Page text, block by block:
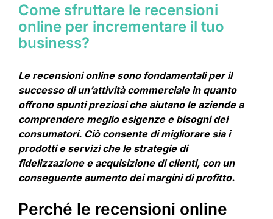
Come sfruttare le recensioni
online per incrementare il tuo
business?
Le recensioni online sono fondamentali per il
successo di un’attività commerciale in quanto
offrono spunti preziosi che aiutano le aziende a
comprendere meglio esigenze e bisogni dei
consumatori. Ciò consente di migliorare sia i
prodotti e servizi che le strategie di
fidelizzazione e acquisizione di clienti, con un
conseguente aumento dei margini di profitto.
Perché le recensioni online